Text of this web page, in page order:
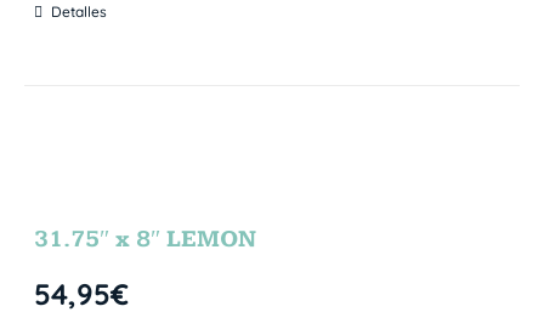
Detalles
31.75″ x 8″ LEMON
54,95€